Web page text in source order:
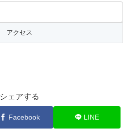
シェアする
Facebook LINE